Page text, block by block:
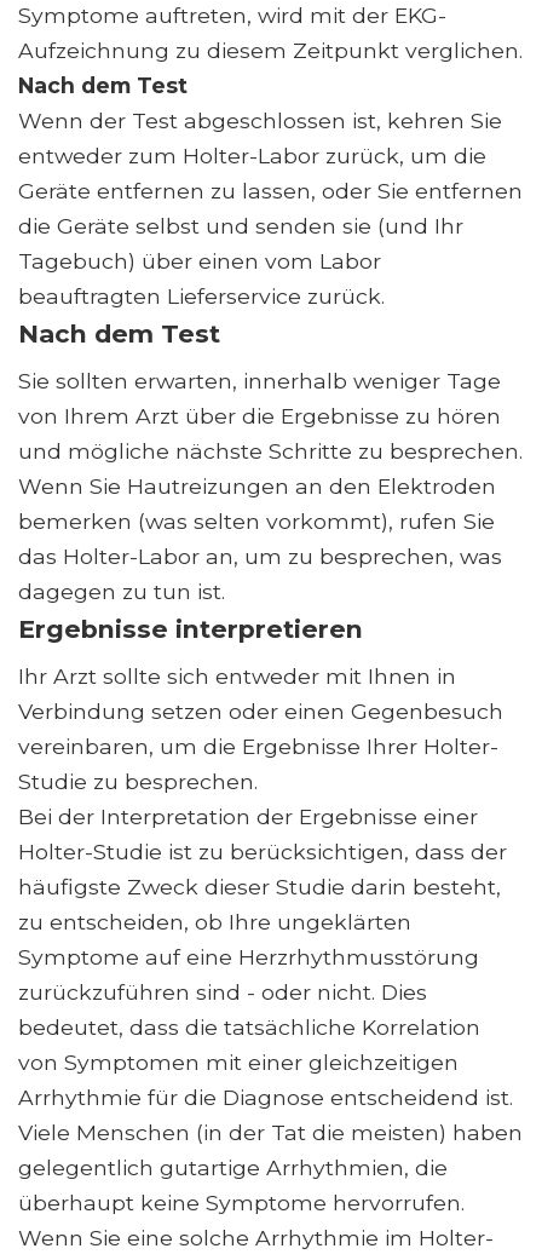
Symptome auftreten, wird mit der EKG-
Aufzeichnung zu diesem Zeitpunkt verglichen.
Nach dem Test
Wenn der Test abgeschlossen ist, kehren Sie
entweder zum Holter-Labor zurück, um die
Geräte entfernen zu lassen, oder Sie entfernen
die Geräte selbst und senden sie (und Ihr
Tagebuch) über einen vom Labor
beauftragten Lieferservice zurück.
Nach dem Test
Sie sollten erwarten, innerhalb weniger Tage
von Ihrem Arzt über die Ergebnisse zu hören
und mögliche nächste Schritte zu besprechen.
Wenn Sie Hautreizungen an den Elektroden
bemerken (was selten vorkommt), rufen Sie
das Holter-Labor an, um zu besprechen, was
dagegen zu tun ist.
Ergebnisse interpretieren
Ihr Arzt sollte sich entweder mit Ihnen in
Verbindung setzen oder einen Gegenbesuch
vereinbaren, um die Ergebnisse Ihrer Holter-
Studie zu besprechen.
Bei der Interpretation der Ergebnisse einer
Holter-Studie ist zu berücksichtigen, dass der
häufigste Zweck dieser Studie darin besteht,
zu entscheiden, ob Ihre ungeklärten
Symptome auf eine Herzrhythmusstörung
zurückzuführen sind - oder nicht. Dies
bedeutet, dass die tatsächliche Korrelation
von Symptomen mit einer gleichzeitigen
Arrhythmie für die Diagnose entscheidend ist.
Viele Menschen (in der Tat die meisten) haben
gelegentlich gutartige Arrhythmien, die
überhaupt keine Symptome hervorrufen.
Wenn Sie eine solche Arrhythmie im Holter-